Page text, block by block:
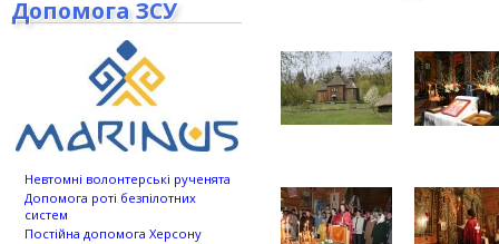
Допомога ЗСУ
Невтомні волонтерські рученята
Допомога роті безпілотних
систем
Постійна допомога Херсону